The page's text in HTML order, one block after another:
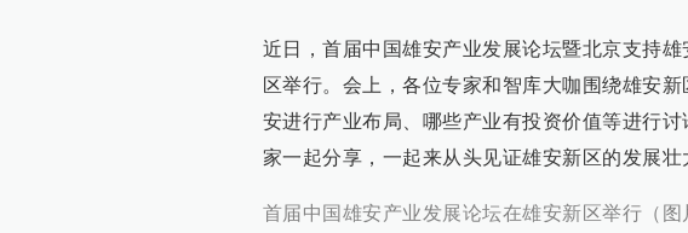
近日，首届中国雄安产业发展论坛暨北京支持
区举行。会上，各位专家和智库大咖围绕雄安
安进行产业布局、哪些产业有投资价值等进行
家一起分享，一起来从头见证雄安新区的发展壮
首届中国雄安产业发展论坛在雄安新区举行（图